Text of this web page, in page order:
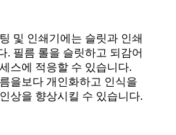
및 인쇄기에는 슬릿과 인쇄
. 필름 롤을 슬릿하고 되감어
스에 적응할 수 있습니다.
을보다 개인화하고 인식을
상을 향상시킬 수 있습니다.